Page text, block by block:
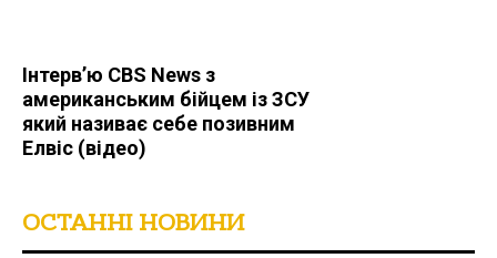
Інтерв’ю CBS News з
американським бійцем із ЗСУ
який називає себе позивним
Елвіс (відео)
ОСТАННІ НОВИНИ